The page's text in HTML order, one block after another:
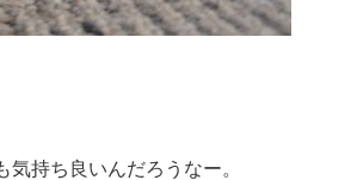
持ち良いんだろうなー。